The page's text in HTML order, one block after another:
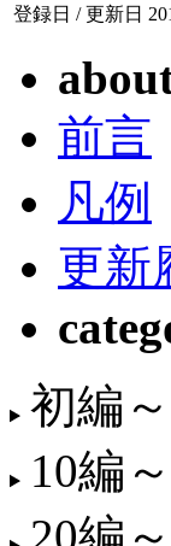
登録日 / 更新日
前言
凡例
更新
初編
10編